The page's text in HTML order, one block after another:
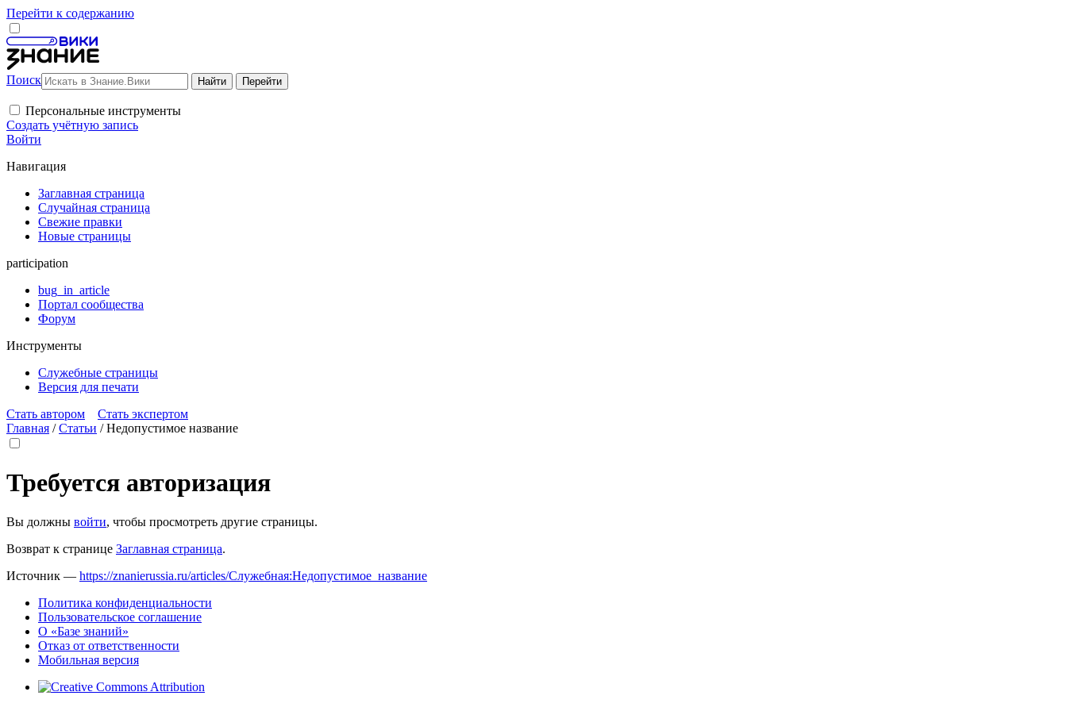
Перейти к содержанию
Поиск
Персональные инструменты
Создать учётную запись
Войти
Навигация
Заглавная страница
Случайная страница
Свежие правки
Новые страницы
participation
bug_in_article
Портал сообщества
Форум
Инструменты
Служебные страницы
Версия для печати
Стать автором
Стать экспертом
Главная /Статьи /Недопустимое название
Требуется авторизация
Вы должны войти, чтобы просмотреть другие страницы.
Возврат к странице Заглавная страница.
Источник — https://znanierussia.ru/articles/Служебная:Недопустимое_название
Политика конфиденциальности
Пользовательское соглашение
О «Базе знаний»
Отказ от ответственности
Мобильная версия